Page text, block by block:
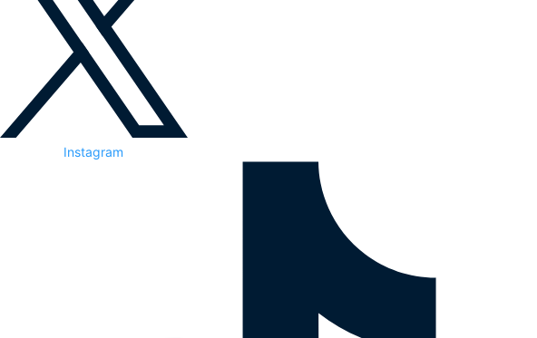
Instagram